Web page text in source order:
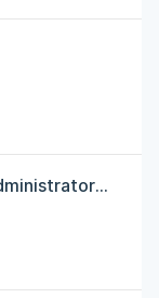
为什么发布的Windows应用只能在administrator用户下才能正常打开画面